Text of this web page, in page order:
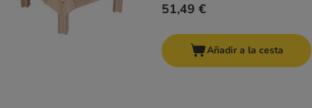
51,49 €
Añadir a la cesta